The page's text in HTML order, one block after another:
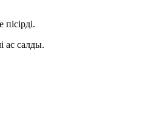
ас салды.